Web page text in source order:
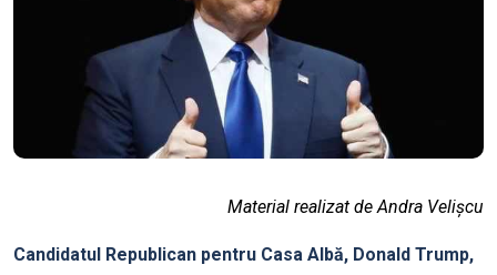
Material realizat de Andra Velișcu
Candidatul Republican pentru Casa Albă, Donald Trump,